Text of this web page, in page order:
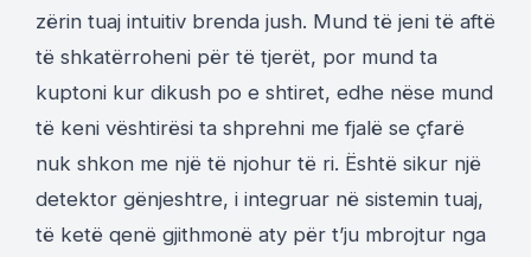
zërin tuaj intuitiv brenda jush. Mund të jeni të aftë
të shkatërroheni për të tjerët, por mund ta
kuptoni kur dikush po e shtiret, edhe nëse mund
të keni vështirësi ta shprehni me fjalë se çfarë
nuk shkon me një të njohur të ri. Është sikur një
detektor gënjeshtre, i integruar në sistemin tuaj,
të ketë qenë gjithmonë aty për t’ju mbrojtur nga